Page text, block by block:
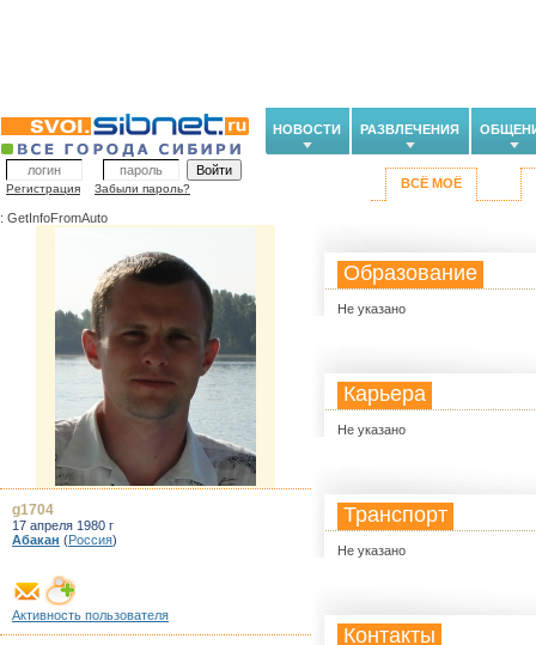
НОВОСТИ РАЗВЛЕЧЕНИЯ
Регистрация Забыли пароль? ВСЁ МОЁ
: GetInfoFromAuto
Образование
Не указано
Карьера
Не указано
Транспорт
Не указано
Контакты
g1704
17 апреля 1980 г
Абакан (Россия)
Активность пользователя